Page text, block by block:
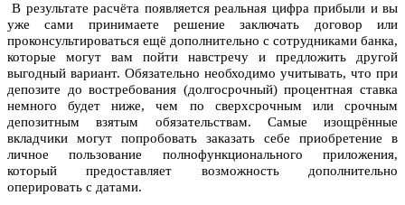
В результате расчёта появляется реальная цифра прибыли и вы
уже сами принимаете решение заключать договор или
проконсультироваться ещё дополнительно с сотрудниками банка,
которые могут вам пойти навстречу и предложить другой
выгодный вариант. Обязательно необходимо учитывать, что при
депозите до востребования (долгосрочный) процентная ставка
немного будет ниже, чем по сверхсрочным или срочным
депозитным взятым обязательствам. Самые изощрённые
вкладчики могут попробовать заказать себе приобретение в
личное пользование полнофункционального приложения,
который предоставляет возможность дополнительно
оперировать с датами.